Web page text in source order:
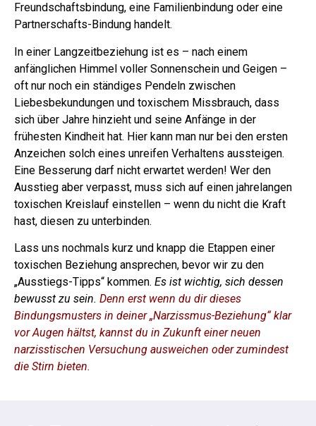
Freundschaftsbindung, eine Familienbindung oder eine
Partnerschafts-Bindung handelt.
In einer Langzeitbeziehung ist es – nach einem
anfänglichen Himmel voller Sonnenschein und Geigen –
oft nur noch ein ständiges Pendeln zwischen
Liebesbekundungen und toxischem Missbrauch, dass
sich über Jahre hinzieht und seine Anfänge in der
frühesten Kindheit hat. Hier kann man nur bei den ersten
Anzeichen solch eines unreifen Verhaltens aussteigen.
Eine Besserung darf nicht erwartet werden! Wer den
Ausstieg aber verpasst, muss sich auf einen jahrelangen
toxischen Kreislauf einstellen – wenn du nicht die Kraft
hast, diesen zu unterbinden.
Lass uns nochmals kurz und knapp die Etappen einer
toxischen Beziehung ansprechen, bevor wir zu den
„Ausstiegs-Tipps“ kommen. Es ist wichtig, sich dessen
bewusst zu sein. Denn erst wenn du dir dieses
Bindungsmusters in deiner „Narzissmus-Beziehung“ klar
vor Augen hältst, kannst du in Zukunft einer neuen
narzisstischen Versuchung ausweichen oder zumindest
die Stirn bieten.